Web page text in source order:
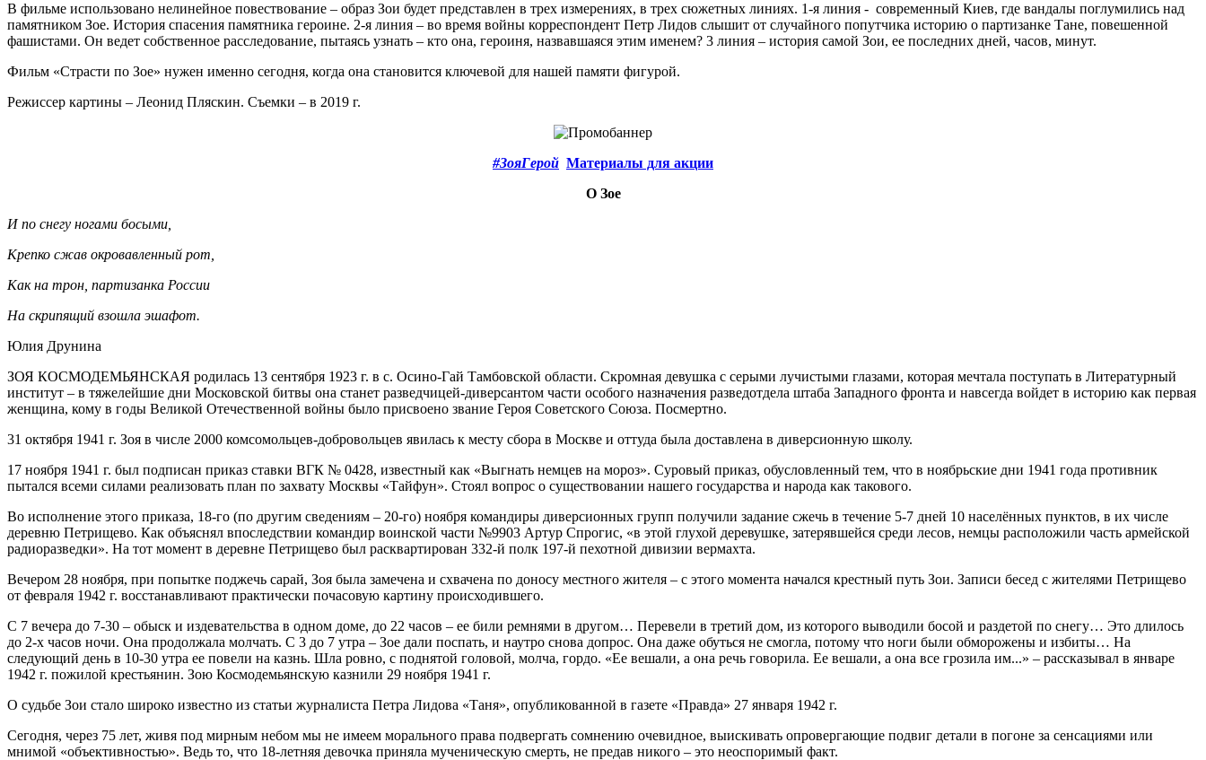
В фильме использовано нелинейное повествование – образ Зои будет представлен в трех измерениях, в трех сюжетных линиях. 1-я линия - современный Киев, где вандалы поглумились над
памятником Зое. История спасения памятника героине. 2-я линия – во время войны корреспондент Петр Лидов слышит от случайного попутчика историю о партизанке Тане, повешенной
фашистами. Он ведет собственное расследование, пытаясь узнать – кто она, героиня, назвавшаяся этим именем? 3 линия – история самой Зои, ее последних дней, часов, минут.
Фильм «Страсти по Зое» нужен именно сегодня, когда она становится ключевой для нашей памяти фигурой.
Режиссер картины – Леонид Пляскин. Съемки – в 2019 г.
#ЗояГерой Материалы для акции
О Зое
И по снегу ногами босыми,
Крепко сжав окровавленный рот,
Как на трон, партизанка России
На скрипящий взошла эшафот.
Юлия Друнина
ЗОЯ КОСМОДЕМЬЯНСКАЯ родилась 13 сентября 1923 г. в с. Осино-Гай Тамбовской области. Скромная девушка с серыми лучистыми глазами, которая мечтала поступать в Литературный
институт – в тяжелейшие дни Московской битвы она станет разведчицей-диверсантом части особого назначения разведотдела штаба Западного фронта и навсегда войдет в историю как первая
женщина, кому в годы Великой Отечественной войны было присвоено звание Героя Советского Союза. Посмертно.
31 октября 1941 г. Зоя в числе 2000 комсомольцев-добровольцев явилась к месту сбора в Москве и оттуда была доставлена в диверсионную школу.
17 ноября 1941 г. был подписан приказ ставки ВГК № 0428, известный как «Выгнать немцев на мороз». Суровый приказ, обусловленный тем, что в ноябрьские дни 1941 года противник
пытался всеми силами реализовать план по захвату Москвы «Тайфун». Стоял вопрос о существовании нашего государства и народа как такового.
Во исполнение этого приказа, 18-го (по другим сведениям – 20-го) ноября командиры диверсионных групп получили задание сжечь в течение 5-7 дней 10 населённых пунктов, в их числе
деревню Петрищево. Как объяснял впоследствии командир воинской части №9903 Артур Спрогис, «в этой глухой деревушке, затерявшейся среди лесов, немцы расположили часть армейской
радиоразведки». На тот момент в деревне Петрищево был расквартирован 332-й полк 197-й пехотной дивизии вермахта.
Вечером 28 ноября, при попытке поджечь сарай, Зоя была замечена и схвачена по доносу местного жителя – с этого момента начался крестный путь Зои. Записи бесед с жителями Петрищево
от февраля 1942 г. восстанавливают практически почасовую картину происходившего.
С 7 вечера до 7-30 – обыск и издевательства в одном доме, до 22 часов – ее били ремнями в другом… Перевели в третий дом, из которого выводили босой и раздетой по снегу… Это длилось
до 2-х часов ночи. Она продолжала молчать. С 3 до 7 утра – Зое дали поспать, и наутро снова допрос. Она даже обуться не смогла, потому что ноги были обморожены и избиты… На
следующий день в 10-30 утра ее повели на казнь. Шла ровно, с поднятой головой, молча, гордо. «Ее вешали, а она речь говорила. Ее вешали, а она все грозила им...» – рассказывал в январе
1942 г. пожилой крестьянин. Зою Космодемьянскую казнили 29 ноября 1941 г.
О судьбе Зои стало широко известно из статьи журналиста Петра Лидова «Таня», опубликованной в газете «Правда» 27 января 1942 г.
Сегодня, через 75 лет, живя под мирным небом мы не имеем морального права подвергать сомнению очевидное, выискивать опровергающие подвиг детали в погоне за сенсациями или
мнимой «объективностью». Ведь то, что 18-летняя девочка приняла мученическую смерть, не предав никого – это неоспоримый факт.